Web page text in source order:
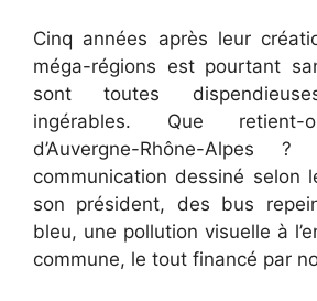
Cinq années après leur
méga-régions est pourtant
sont toutes
ingérables. Que retient-
d’Auvergne-Rhône-
communication dessiné selon
son président, des bus
bleu, une pollution visuelle à
commune, le tout financé par